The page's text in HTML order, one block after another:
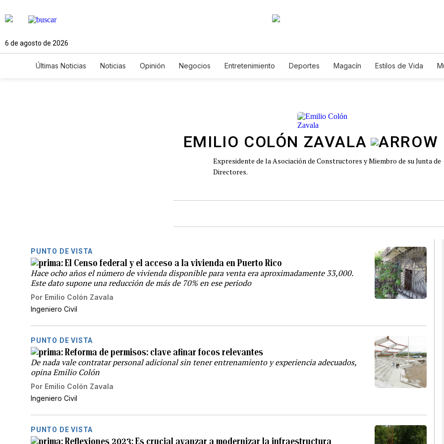
6 de agosto de 2026
Últimas Noticias Noticias Opinión Negocios Entretenimiento Deportes Magacín Estilos de Vida
EMILIO COLÓN ZAVALA
Expresidente de la Asociación de Constructores y Miembro de su Junta de
Directores.
PUNTO DE VISTA
El Censo federal y el acceso a la vivienda en Puerto Rico
Hace ocho años el número de vivienda disponible para venta era aproximadamente 33,000.
Este dato supone una reducción de más de 70% en ese periodo
Por Emilio Colón Zavala
Ingeniero Civil
PUNTO DE VISTA
Reforma de permisos: clave afinar focos relevantes
De nada vale contratar personal adicional sin tener entrenamiento y experiencia adecuados,
opina Emilio Colón
Por Emilio Colón Zavala
Ingeniero Civil
PUNTO DE VISTA
Reflexiones 2023: Es crucial avanzar a modernizar la infraestructura